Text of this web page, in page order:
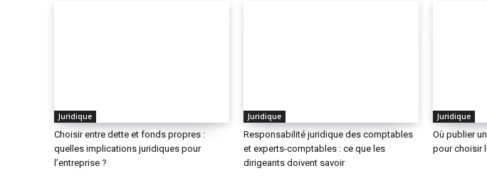
Juridique
Choisir entre dette et fonds propres :
quelles implications juridiques pour
l’entreprise ?
Juridique
Responsabilité juridique des comptables
et experts-comptables : ce que les
dirigeants doivent savoir
Juridique
Où publier
pour choisir